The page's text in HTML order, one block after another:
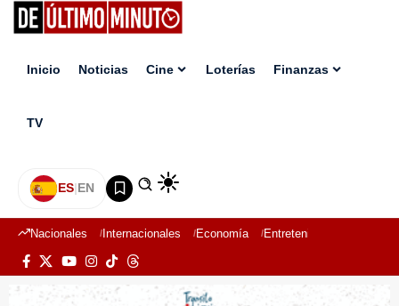
Inicio Noticias Cine Loterías Finanzas
TV
ES|EN
Nacionales Internacionales Economía Entretenimiento